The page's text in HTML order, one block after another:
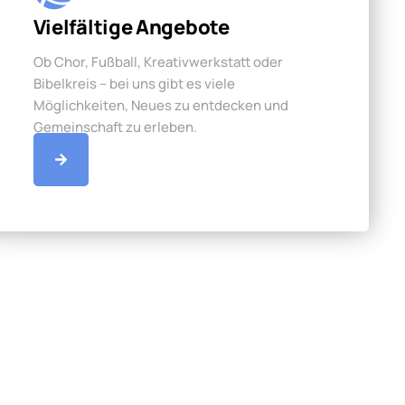
Vielfältige Angebote
Ob Chor, Fußball, Kreativwerkstatt oder
Bibelkreis – bei uns gibt es viele
Möglichkeiten, Neues zu entdecken und
Gemeinschaft zu erleben.